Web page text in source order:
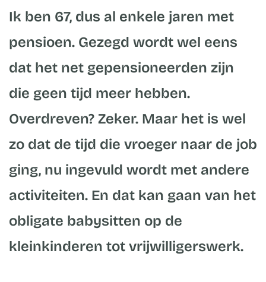
m
i
Ik ben 67, dus al enkele jaren met
pensioen. Gezegd wordt wel eens
dat het net gepensioneerden zijn
die geen tijd meer hebben.
Overdreven? Zeker. Maar het is wel
zo dat de tijd die vroeger naar de job
ging, nu ingevuld wordt met andere
activiteiten. En dat kan gaan van het
obligate babysitten op de
kleinkinderen tot vrijwilligerswerk.